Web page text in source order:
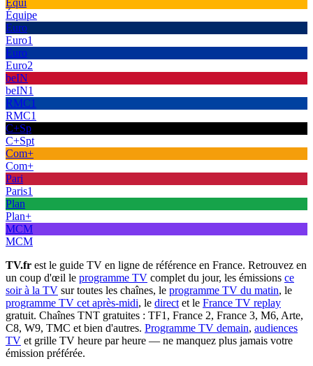
Équi
Équipe
Euro
Euro1
Euro
Euro2
beIN
beIN1
RMC1
RMC1
C+Sp
C+Spt
Com+
Com+
Pari
Paris1
Plan
Plan+
MCM
MCM
TV.fr est le guide TV en ligne de référence en France. Retrouvez en
un coup d'œil le programme TV complet du jour, les émissions ce
soir à la TV sur toutes les chaînes, le programme TV du matin, le
programme TV cet après-midi, le direct et le France TV replay
gratuit. Chaînes TNT gratuites : TF1, France 2, France 3, M6, Arte,
C8, W9, TMC et bien d'autres. Programme TV demain, audiences
TV et grille TV heure par heure — ne manquez plus jamais votre
émission préférée.